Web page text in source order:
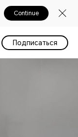
Continue
Подписаться